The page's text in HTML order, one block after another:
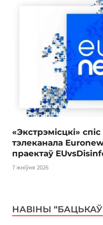
«Экстрэмісцкі»
тэлеканала
праектаў
7 жніўня 2026
НАВІНЫ